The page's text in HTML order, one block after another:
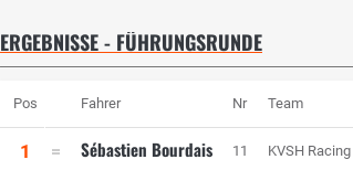
ERGEBNISSE - FÜHRUNGSRUNDE
Pos Fahrer Nr Team
1 Sébastien Bourdais 11 KVSH Racing